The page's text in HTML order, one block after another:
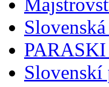
Slovenskí